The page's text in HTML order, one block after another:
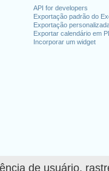
de usuário,
API for developers
Exportação padrão do
Exportação
Exportar calendário em
Incorporar um widget